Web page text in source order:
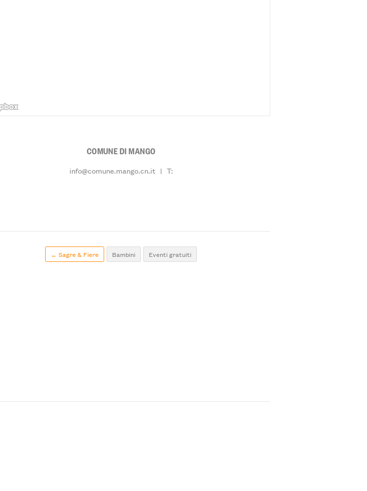
COMUNE DI MANGO
info@comune.mango.cn.it | T:
← Sagre & Fiere Bambini Eventi gratuiti